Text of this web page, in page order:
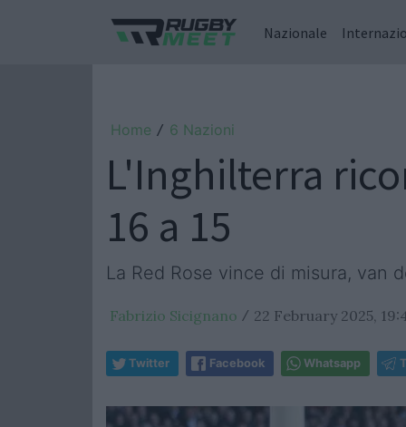
Nazionale
Home / 6 Nazioni
L'Inghilterra
16 a 15
La Red Rose vince di misura, van
Fabrizio Sicignano / 22 February 2025,
Twitter Facebook Whatsapp